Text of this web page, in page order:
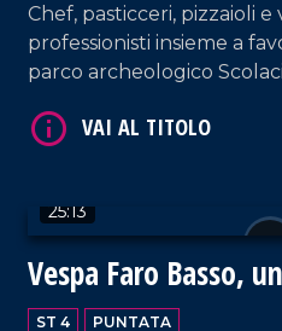
Chef, pasticceri, pizzaioli e
professionisti insieme a
parco archeologico
25:13
Vespa Faro Basso,
degli Dei
ST 4 PUNTATA
VAI AL TITOLO
VAI AL TITOLO